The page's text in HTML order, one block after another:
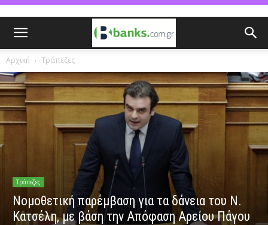
Αρχική Τράπεζες
Τράπεζες
Nομοθετική παρέμβαση για τα δάνεια του Ν.
Κατσέλη, με βάση την Απόφαση Αρείου Πάγου